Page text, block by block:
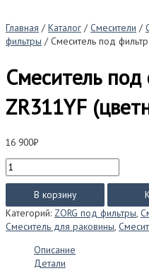
Главная / Каталог / Смесители /
фильтры / Смеситель под
Смеситель под
ZR311YF
16 900₽
Количество
товара
Смеситель
под
фильтр
ZorG
ZR311YF
(цветной
В корзину
Категорий: ZORG под фильтры,
Смеситель для раковины,
Описание
Детали